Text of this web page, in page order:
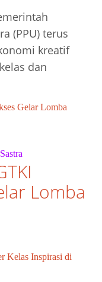
(PPU) terus
kreatif
dan
Sastra
Lomba